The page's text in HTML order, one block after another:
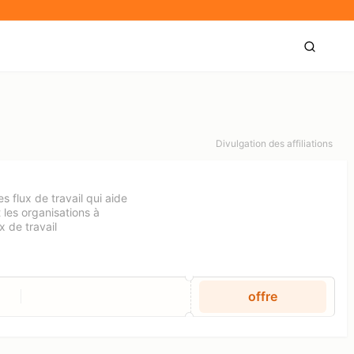
Divulgation des affiliations
flux de travail qui aide
organisations à
de travail
offre